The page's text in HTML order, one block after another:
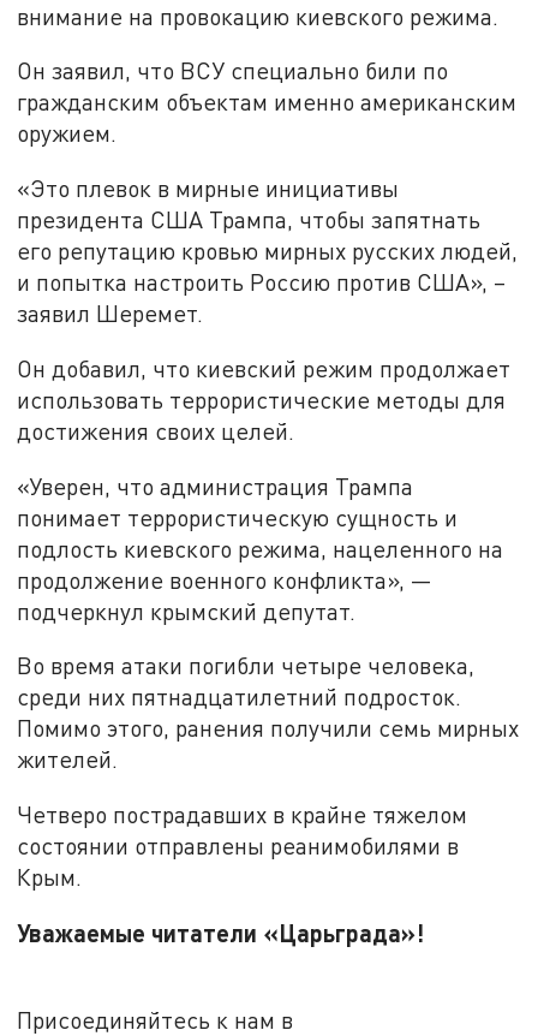
внимание на провокацию киевского режима.
Он заявил, что ВСУ специально били по
гражданским объектам именно американским
оружием.
«Это плевок в мирные инициативы
президента США Трампа, чтобы запятнать
его репутацию кровью мирных русских людей,
и попытка настроить Россию против США», –
заявил Шеремет.
Он добавил, что киевский режим продолжает
использовать террористические методы для
достижения своих целей.
«Уверен, что администрация Трампа
понимает террористическую сущность и
подлость киевского режима, нацеленного на
продолжение военного конфликта», —
подчеркнул крымский депутат.
Во время атаки погибли четыре человека,
среди них пятнадцатилетний подросток.
Помимо этого, ранения получили семь мирных
жителей.
Четверо пострадавших в крайне тяжелом
состоянии отправлены реанимобилями в
Крым.
Уважаемые читатели «Царьграда»!
Присоединяйтесь к нам в